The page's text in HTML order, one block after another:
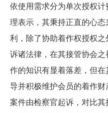
依使用需求分为单次授权
理表示，其秉持正直的心
利，除了协助着作权授权
诉诸法律，在其接管协会
作的知识有显着落差，但
导并积极维护会员的着作
案件由检察官起诉，对比